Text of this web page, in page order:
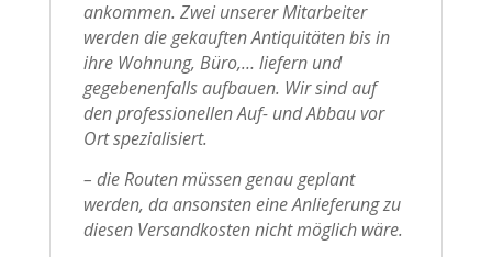
ankommen. Zwei unserer Mitarbeiter
werden die gekauften Antiquitäten bis in
ihre Wohnung, Büro,… liefern und
gegebenenfalls aufbauen. Wir sind auf
den professionellen Auf- und Abbau vor
Ort spezialisiert.
– die Routen müssen genau geplant
werden, da ansonsten eine Anlieferung zu
diesen Versandkosten nicht möglich wäre.